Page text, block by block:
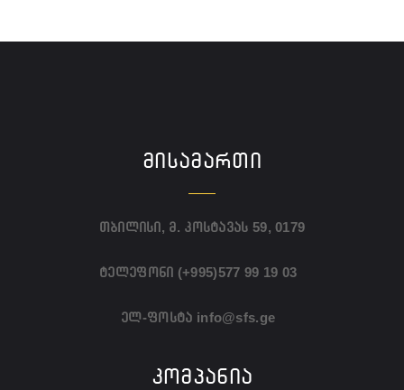
ᲛᲘᲡᲐᲛᲐᲠᲗᲘ
თბილისი, მ. კოსტავას 59, 0179
ტელეფონი (+995)577 99 19 03
ელ-ფოსტა info@sfs.ge
ᲙᲝᲛᲞᲐᲜᲘᲐ